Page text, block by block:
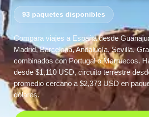
93 paquetes disponibles
Compara viajes a España desde
Madrid, Barcelona, Andalucía, Sevilla,
combinados con Portugal o Marruecos.
desde $1,110 USD, circuito terrestre
promedio cercano a $2,373 USD en
dólares.